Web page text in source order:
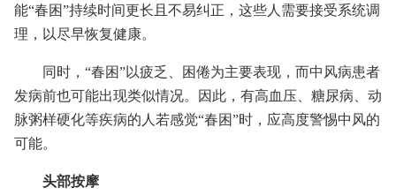
能“春困”持续时间更长且不易纠正，这些人需要接受系统调
理，以尽早恢复健康。
同时，“春困”以疲乏、困倦为主要表现，而中风病患者
发病前也可能出现类似情况。因此，有高血压、糖尿病、动
脉粥样硬化等疾病的人若感觉“春困”时，应高度警惕中风的
可能。
头部按摩